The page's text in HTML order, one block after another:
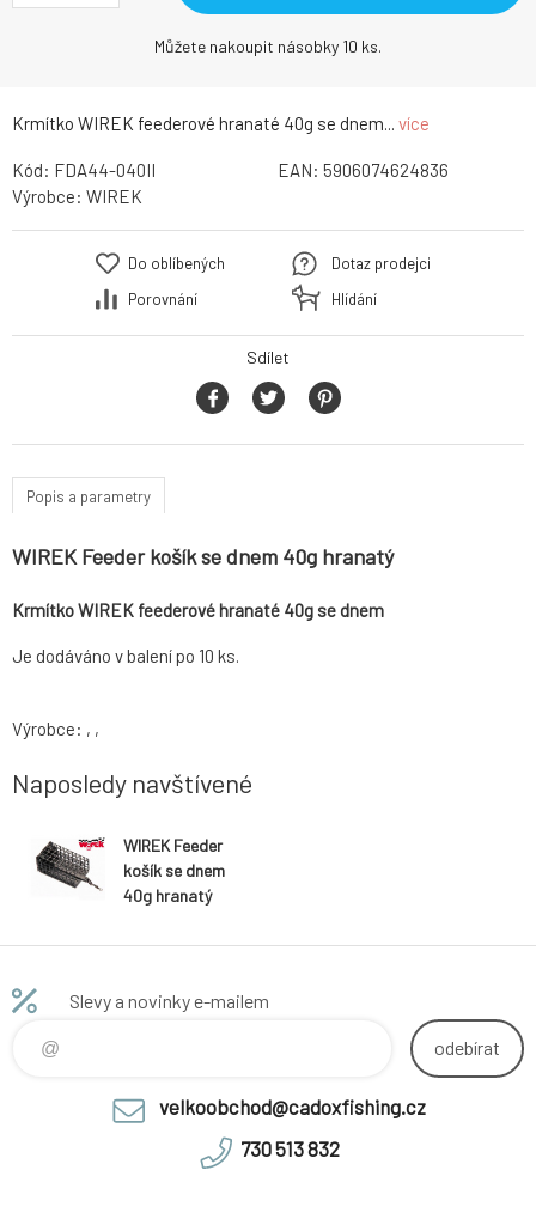
Krmítko WIREK feederové hranaté 40g se dnem... více
Můžete nakoupit násobky 10 ks.
Kód: FDA44-040II EAN: 5906074624836
Výrobce: WIREK
Do oblíbených
Porovnání
Dotaz prodejci
Hlídání
Sdílet
Popis a parametry
WIREK Feeder košík se dnem 40g hranatý
Krmítko WIREK feederové hranaté 40g se dnem
Je dodáváno v balení po 10 ks.
Výrobce: , ,
Naposledy navštívené
WIREK Feeder
košík se dnem
40g hranatý
Slevy a novinky e-mailem
odebírat
velkoobchod@cadoxfishing.cz
730 513 832